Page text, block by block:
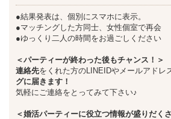
●結果発表は、個別にスマホに表示。
●マッチングした方同士、女性個室で再会
●ゆっくり二人の時間をお過ごしください
＜パーティーが終わった後もチャンス！＞
連絡先をくれた方のLINEIDやメールアドレ
グに届きます！
気軽にご連絡をとってみて下さい♪
＜婚活パーティーに役立つ情報が盛りだく